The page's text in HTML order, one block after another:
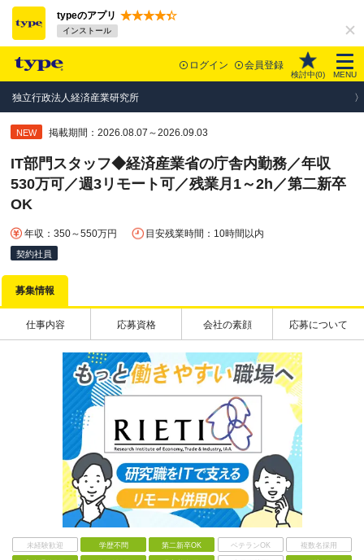
typeのアプリ
インストール
ログイン 会員登録
検討中(0) MENU
独立行政法人経済産業研究所
NEW 掲載期間：2026.08.07～2026.09.03
IT部門スタッフ◆経済産業省の庁舎内勤務／年収
530万可／週3リモート可／残業月1～2h／第二新卒
OK
年収：350～550万円 目安残業時間：10時間以内
契約社員
募集情報
仕事内容 応募資格 会社の素顔 応募について
未経験歓迎 学歴不問 第二新卒OK ベテランOK 複数名採用